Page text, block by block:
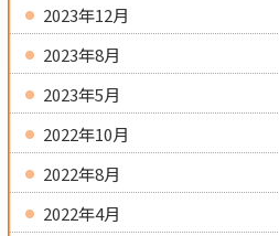
2023年12月
2023年8月
2023年5月
2022年10月
2022年8月
2022年4月